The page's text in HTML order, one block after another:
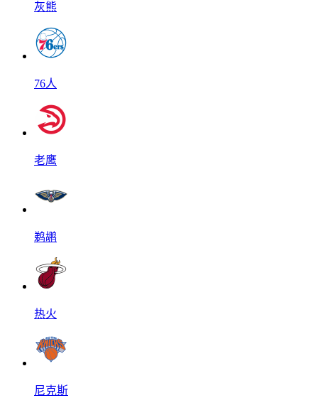
灰熊
76人
老鹰
鹈鹕
热火
尼克斯